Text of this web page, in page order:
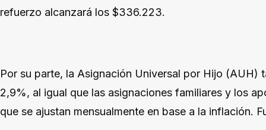
refuerzo alcanzará los $336.223.
Por su parte, la Asignación Universal por Hijo (AUH)
2,9%, al igual que las asignaciones familiares y los
que se ajustan mensualmente en base a la inflación.